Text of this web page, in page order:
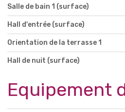
Salle de bain 1 (surface)
Hall d'entrée (surface)
Orientation de la terrasse 1
Hall de nuit (surface)
Equipement